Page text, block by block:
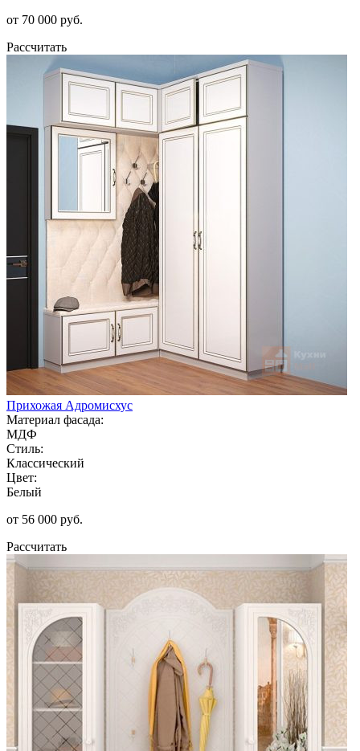
от 70 000 руб.
Рассчитать
Прихожая Адромисхус
Материал фасада:
МДФ
Стиль:
Классический
Цвет:
Белый
от 56 000 руб.
Рассчитать